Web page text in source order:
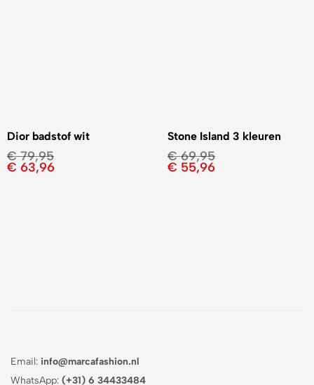
Dior badstof wit
€79,95
€ 63,96
Stone Island 3 kleuren
€69,95
€ 55,96
Email: info@marcafashion.nl
WhatsApp: (+31) 6 34433484